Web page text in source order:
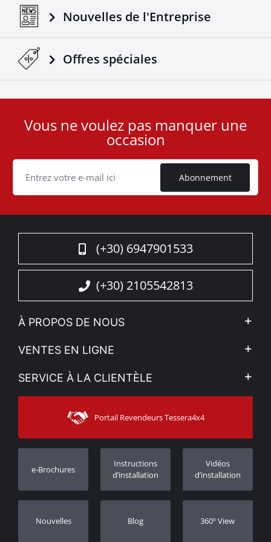
Nouvelles de l'Entreprise
Offres spéciales
User
Cookie
Vous ne voulez pas manquer une
occasion
Abonnement
(+30) 6947901533
(+30) 2105542813
À PROPOS DE NOUS
L'entreprise
Voir nos actualités
Sitemap
VENTES EN LIGNE
Mon compte
Moyens d’expédition
SERVICE À LA CLIENTÈLE
Contacter
Assistance aux clients
Suivi des commandes
Concessionnaires
Portail Revendeurs Tessera4x4
e-Brochures
Instructions
d’installation
Vidéos
d’installation
Nouvelles Blog 360º View